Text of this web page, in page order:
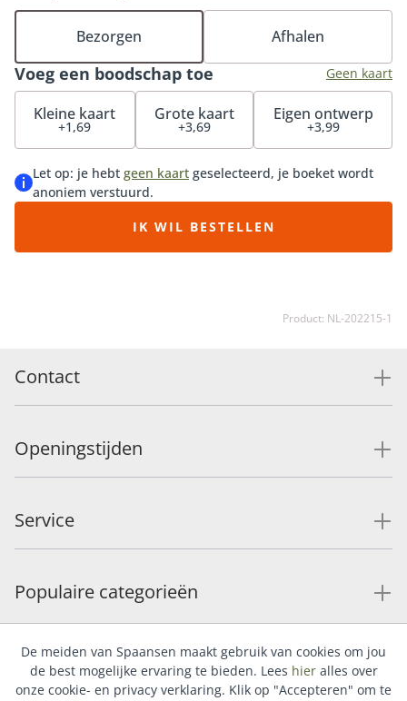
Voeg een boodschap toe Geen kaart
Kleine kaart
+1,69
Grote kaart
+3,69
Eigen ontwerp
+3,99
Let op: je hebt geen kaart geselecteerd, je boeket wordt
anoniem verstuurd.
Bezorgen Afhalen
IK WIL BESTELLEN
Product: NL-202215-1
Contact
Openingstijden
Service
Populaire categorieën
De meiden van Spaansen maakt gebruik van cookies om jou
de best mogelijke ervaring te bieden. Lees hieralles over
onze cookie- en privacy verklaring. Klik op "Accepteren" om te